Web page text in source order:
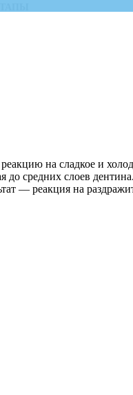
на сладкое и
до средних слоев
— реакция на